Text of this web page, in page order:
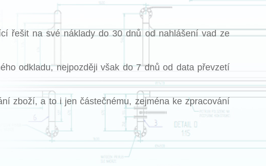
řešit na své náklady do 30 dnů od nahlášení vad ze
odkladu, nejpozději však do 7 dnů od data převzetí
zboží, a to i jen částečnému, zejména ke zpracování